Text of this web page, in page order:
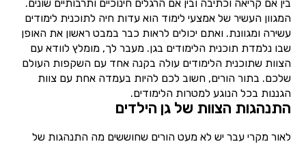
בין אם קריאה וכתיבה ובין אם הרגלים חינוכיים ותרבותיים שונים.
המגוון העשיר של אמצעי לימוד הוא עדות חיה לתוכנית לימודים
עשירה ומגוונת. ואתם יכולים לראות כבר במבט ראשון את האופן
שבו נלמדת תוכנית הלימודים בגן. מעבר לך, מומלץ לוודא עם
הצוות שתוכנית הלימודים עולה בקנה אחד עם השקפות העולם
שלכם. בתור הורים, חשוב לכם להיות בעמדה אחת עם צוות
הגננות בכל הנוגע למטרות הלימודים.
התנהגות הצוות של גן הילדים
לאור מקרי עבר יש לא מעט הורים שחוששים מה התנהגות של